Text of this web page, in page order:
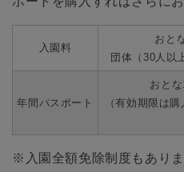
入園料
おと
団体（30人以
年間パスポート
おと
（有効期限は
※入園全額免除制度もあり